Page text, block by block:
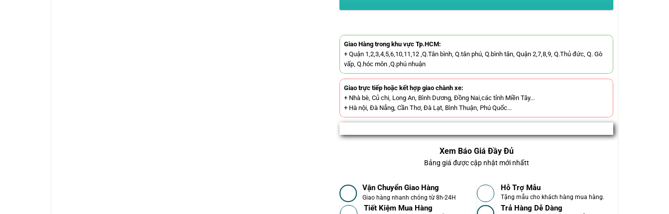
Giao Hàng trong khu vực Tp.HCM:
+ Quận 1,2,3,4,5,6,10,11,12 ,Q.Tân bình, Q.tân phú, Q.bình tân, Quận 2,7,8,9, Q.Thủ đức, Q. Gò
vấp, Q.hóc môn ,Q.phú nhuận
Giao trực tiếp hoặc kết hợp giao chành xe:
+ Nhà bè, Củ chi, Long An, Bình Dương, Đồng Nai,các tỉnh Miền Tây...
+ Hà nội, Đà Nẳng, Cần Thơ, Đà Lạt, Bình Thuận, Phú Quốc...
Xem Báo Giá Đầy Đủ
Bảng giá được cập nhật mới nhấtt
Vận Chuyển Giao Hàng
Giao hàng nhanh chóng từ 8h-24H
Hỗ Trợ Mẫu
Tặng mẫu cho khách hàng mua hàng.
Tiết Kiệm Mua Hàng Trả Hàng Dễ Dàng